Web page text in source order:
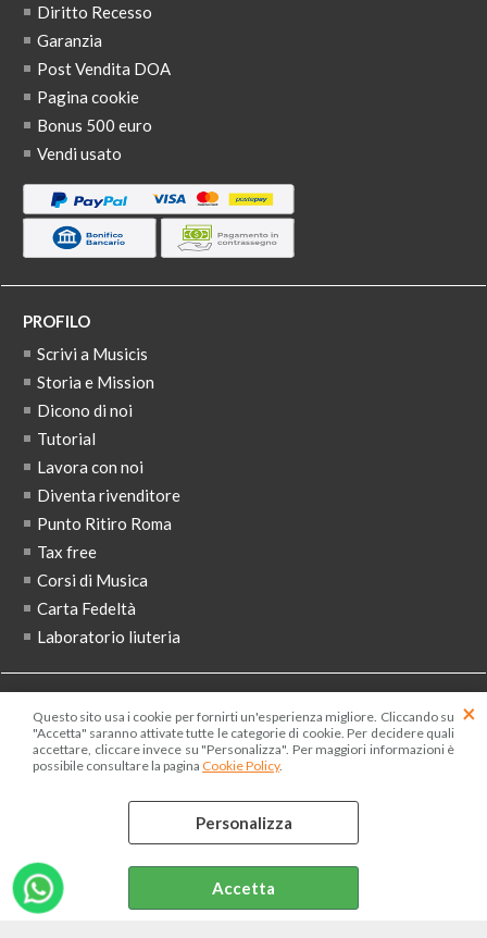
Questo sito usa i cookie per fornirti un'esperienza migliore. Cliccando su
"Accetta" saranno attivate tutte le categorie di cookie. Per decidere quali
accettare, cliccare invece su "Personalizza". Per maggiori informazioni è
possibile consultare la pagina Cookie Policy.
Personalizza
Accetta
Diritto Recesso
Garanzia
Post Vendita DOA
Pagina cookie
Bonus 500 euro
Vendi usato
PROFILO
Scrivi a Musicis
Storia e Mission
Dicono di noi
Tutorial
Lavora con noi
Diventa rivenditore
Punto Ritiro Roma
Tax free
Corsi di Musica
Carta Fedeltà
Laboratorio liuteria
ISCRIVITI ALLA NEWSLETTER
MUSICIS You Can Play è un marchio registrato | Tutti i